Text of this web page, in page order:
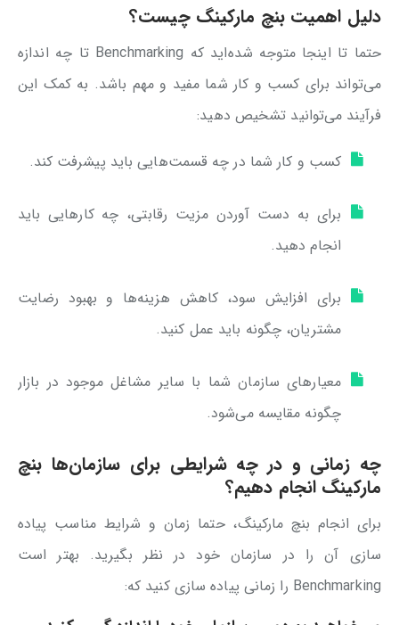
دلیل اهمیت بنچ مارکینگ چیست؟
حتما تا اینجا متوجه شده‌اید که Benchmarking تا چه اندازه
می‌تواند برای کسب و کار شما مفید و مهم باشد. به کمک این
فرآیند می‌توانید تشخیص دهید:
کسب و کار شما در چه قسمت‌هایی باید پیشرفت کند.
برای به دست آوردن مزیت رقابتی، چه کارهایی باید
انجام دهید.
برای افزایش سود، کاهش هزینه‌ها و بهبود رضایت
مشتریان، چگونه باید عمل کنید.
معیارهای سازمان شما با سایر مشاغل موجود در بازار
چگونه مقایسه می‌شود.
چه زمانی و در چه شرایطی برای سازمان‌ها بنچ
مارکینگ انجام دهیم؟
برای انجام بنچ مارکینگ، حتما زمان و شرایط مناسب پیاده
سازی آن را در سازمان خود در نظر بگیرید. بهتر است
Benchmarking را زمانی پیاده سازی کنید که: